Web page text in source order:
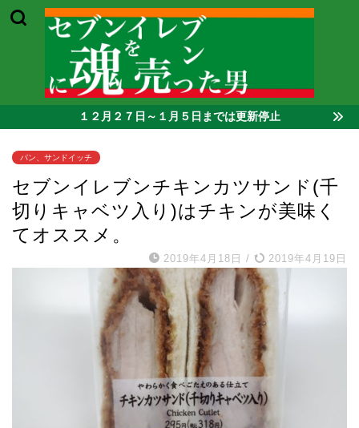
１２月２７日～１月５日までは更新停止
パン、サンドイッチ
セブンイレブンチキンカツサンド(千
切りキャベツ入り)はチキンが美味く
てオススメ。
2019年4月18日 / 2019年4月19日